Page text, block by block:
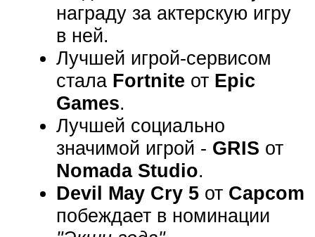
награду за актерскую игру
в ней.
Лучшей игрой-сервисом
стала Fortnite от Epic
Games.
Лучшей социально
значимой игрой - GRIS от
Nomada Studio.
Devil May Cry 5от Capcom
побеждает в номинации